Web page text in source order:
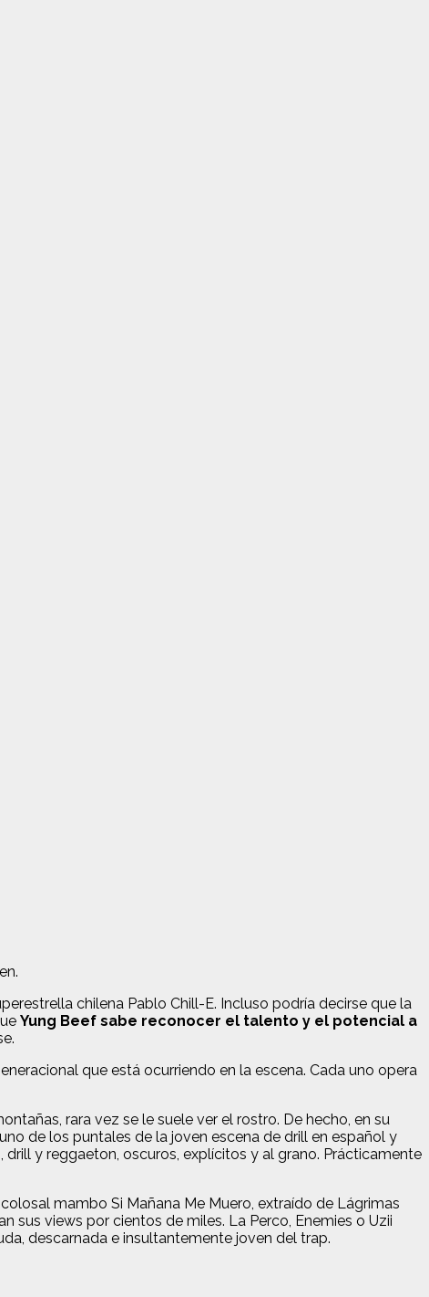
chilena Pablo Chill-E. Incluso podría decirse que la
Yung Beef sabe reconocer el talento y el potencial a
que está ocurriendo en la escena. Cada uno opera
rara vez se le suele ver el rostro. De hecho, en su
de los puntales de la joven escena de drill en español y
drill y reggaeton, oscuros, explícitos y al grano. Prácticamente
mambo Si Mañana Me Muero, extraído de Lágrimas
sus views por cientos de miles. La Perco, Enemies o Uzii
descarnada e insultantemente joven del trap.